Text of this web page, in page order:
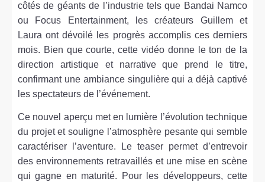
côtés de géants de l’industrie tels que Bandai Namco
ou Focus Entertainment, les créateurs Guillem et
Laura ont dévoilé les progrès accomplis ces derniers
mois. Bien que courte, cette vidéo donne le ton de la
direction artistique et narrative que prend le titre,
confirmant une ambiance singulière qui a déjà captivé
les spectateurs de l’événement.
Ce nouvel aperçu met en lumière l’évolution technique
du projet et souligne l’atmosphère pesante qui semble
caractériser l’aventure. Le teaser permet d’entrevoir
des environnements retravaillés et une mise en scène
qui gagne en maturité. Pour les développeurs, cette